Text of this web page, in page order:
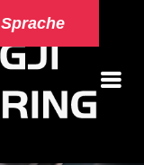
Sprache